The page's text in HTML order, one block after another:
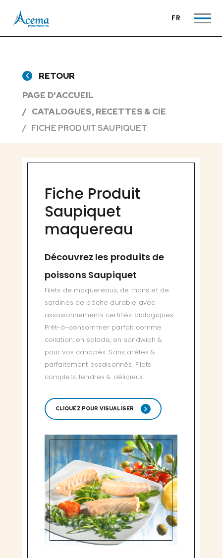
FR
RETOUR
PAGE D'ACCUEIL
CATALOGUES, RECETTES & CIE
FICHE PRODUIT SAUPIQUET
Fiche Produit
Saupiquet
maquereau
Découvrez les produits de
poissons Saupiquet
Filets de maquereaux, de thons et de
sardines de pêche durable avec
assaisonnements certifiés biologiques.
Prêt-à-consommer parfait comme
collation, en salade, en sandwich &
pour vos canapés. Sans arêtes &
parfaitement assaisonnés. Filets
complets, tendres & délicieux.
CLIQUEZ POUR VISUALISER